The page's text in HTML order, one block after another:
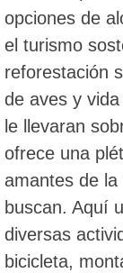
opciones de
el turismo
reforestación
de aves y
le llevaran
ofrece una
amantes de
buscan. Aquí
diversas
bicicleta,